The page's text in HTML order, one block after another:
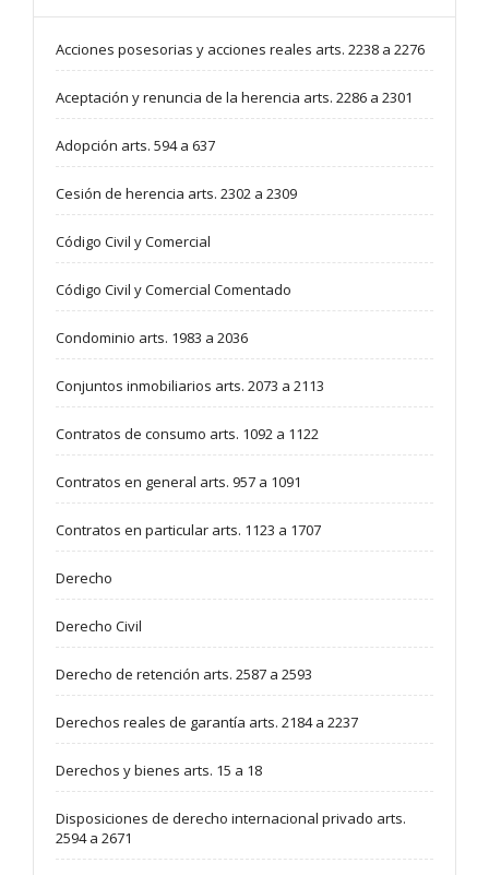
Acciones posesorias y acciones reales arts. 2238 a 2276
Aceptación y renuncia de la herencia arts. 2286 a 2301
Adopción arts. 594 a 637
Cesión de herencia arts. 2302 a 2309
Código Civil y Comercial
Código Civil y Comercial Comentado
Condominio arts. 1983 a 2036
Conjuntos inmobiliarios arts. 2073 a 2113
Contratos de consumo arts. 1092 a 1122
Contratos en general arts. 957 a 1091
Contratos en particular arts. 1123 a 1707
Derecho
Derecho Civil
Derecho de retención arts. 2587 a 2593
Derechos reales de garantía arts. 2184 a 2237
Derechos y bienes arts. 15 a 18
Disposiciones de derecho internacional privado arts.
2594 a 2671